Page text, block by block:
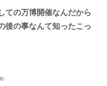
ての万博開催なんだから
後の事なんて知ったこっ